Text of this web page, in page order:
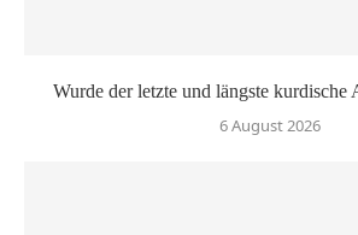
Wurde der letzte und längste kurdische
6 August 2026